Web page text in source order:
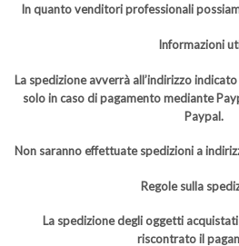
In quanto venditori professionali
Informazioni
La spedizione avverrà all’indirizzo
solo in caso di pagamento mediante
Paypal.
Non saranno effettuate spedizioni a
Regole sulla
La spedizione degli oggetti
riscontrato il